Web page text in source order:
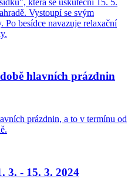
Vystoupí se svým
Po besídce navazuje relaxační
hlavních prázdnin
prázdnin, a to v termínu od
3. - 15. 3. 2024